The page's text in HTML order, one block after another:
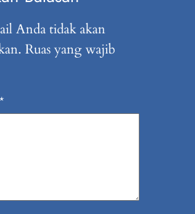
Anda tidak akan
Ruas yang wajib
*